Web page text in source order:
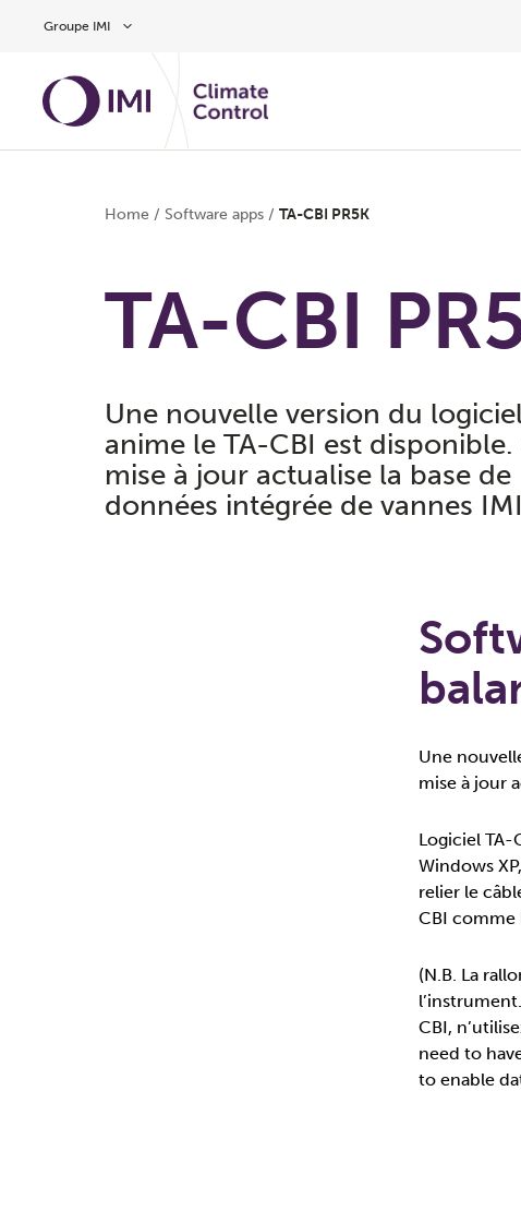
Groupe IMI
Home / Software apps / TA-CBI PR5K
TA-CBI
Une nouvelle version du
anime le TA-CBI est
mise à jour actualise la base de
données intégrée de vannes
Une
mise à jour
Logiciel TA-
Windows
relier le
CBI comme
(N.B. La
CBI,
need to
to enable